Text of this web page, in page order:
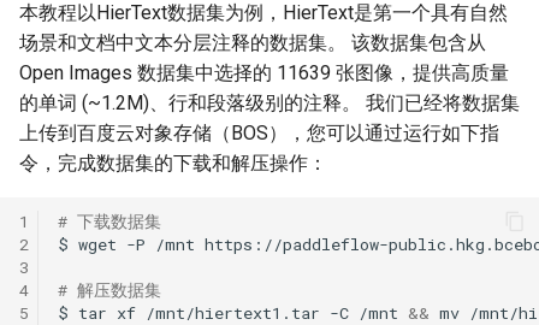
本教程以HierText数据集为例，HierText是第一个具有自然
场景和文档中文本分层注释的数据集。 该数据集包含从
Open Images 数据集中选择的 11639 张图像，提供高质量
的单词 (~1.2M)、行和段落级别的注释。 我们已经将数据集
上传到百度云对象存储（BOS），您可以通过运行如下指
令，完成数据集的下载和解压操作：
1
2
3
4
5
# 下载数据集
$ wget -P /mnt
# 解压数据集
$ tar xf /mnt/hiertext1.tar -C /mnt && mv /mnt/